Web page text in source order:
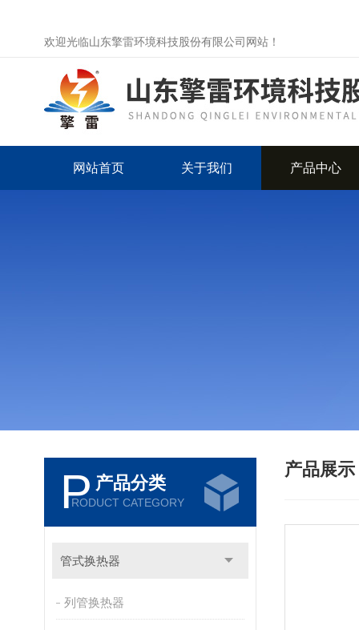
欢迎光临山东擎雷环境科技股份有限公司网站！
网站首页 关于我们 产品中心
P 产品分类
RODUCT CATEGORY
管式换热器
列管换热器
产品展示